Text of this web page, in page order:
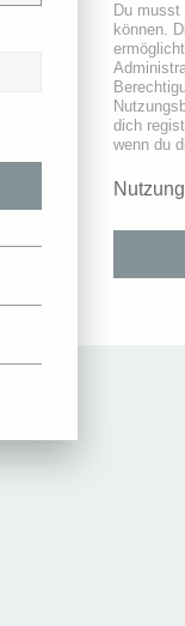
Du
können.
dich
wenn du